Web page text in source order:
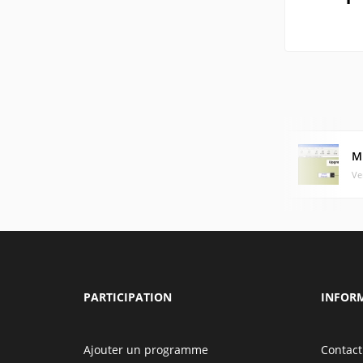
PARTICIPATION
Ajouter un programme Contact